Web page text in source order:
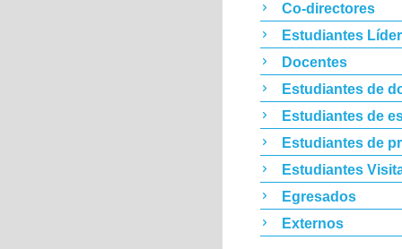
Co-directores
Estudiantes
Docentes
Estudiantes de
Estudiantes de
Estudiantes de
Estudiantes
Egresados
Externos